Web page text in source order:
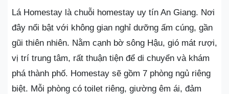
Lá Homestay là chuỗi homestay uy tín An Giang. Nơi
đây nổi bật với không gian nghỉ dưỡng ấm cúng, gần
gũi thiên nhiên. Nằm cạnh bờ sông Hậu, gió mát rượi,
vị trí trung tâm, rất thuận tiện để di chuyển và khám
phá thành phố. Homestay sẽ gồm 7 phòng ngủ riêng
biệt. Mỗi phòng có toilet riêng, giường êm ái, đảm